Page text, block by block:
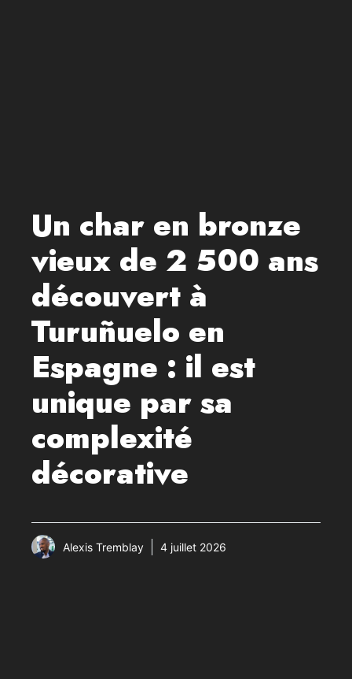
Un char en bronze
vieux de 2 500 ans
découvert à
Turuñuelo en
Espagne : il est
unique par sa
complexité
décorative
Alexis Tremblay 4 juillet 2026